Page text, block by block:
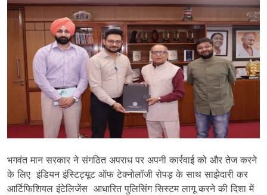
भगवंत मान सरकार ने संगठित अपराध पर अपनी कार्रवाई को और तेज करने
के लिए इंडियन इंस्टिट्यूट ऑफ टेक्नोलॉजी रोपड़ के साथ साझेदारी कर
आर्टिफिशियल इंटेलिजेंस आधारित पुलिसिंग सिस्टम लागू करने की दिशा में